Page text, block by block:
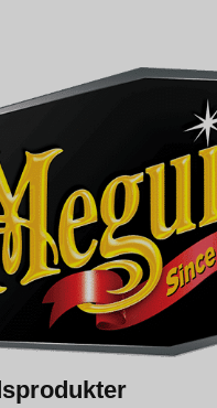
för skydd, samt däck- och